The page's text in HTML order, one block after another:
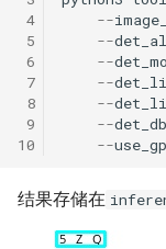
4
5
6
7
8
9
10
--
--
--
--
--
--
--
结果存储在